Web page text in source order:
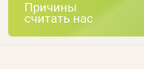
Причины
считать нас